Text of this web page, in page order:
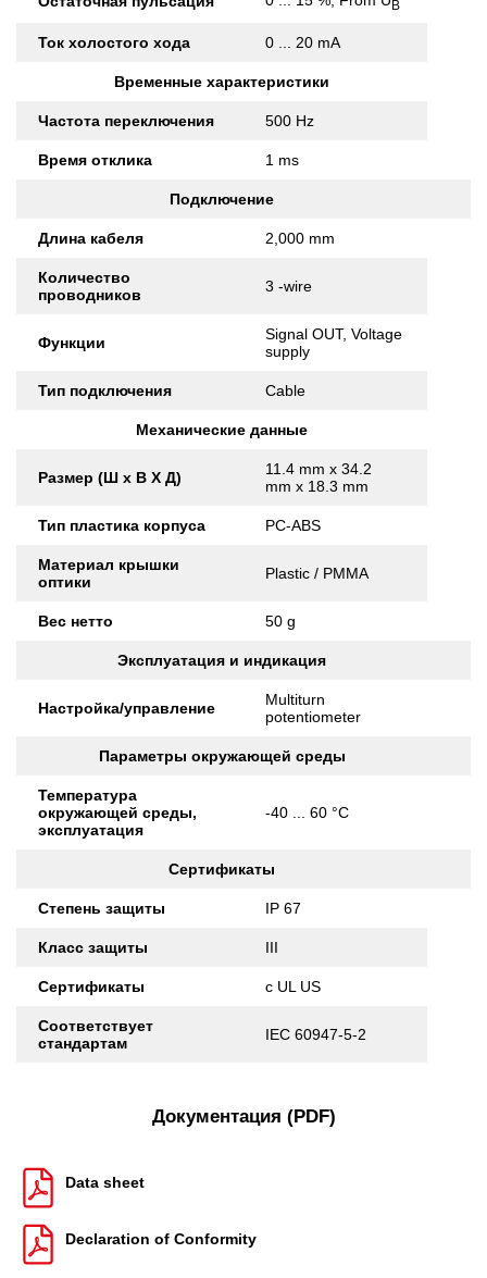
B
Ток холостого хода 0 ... 20 mA
Временные характеристики
Частота переключения 500 Hz
Время отклика 1 ms
Подключение
Длина кабеля 2,000 mm
Количество
проводников
3 -wire
Функции
Signal OUT, Voltage
supply
Тип подключения Cable
Механические данные
Размер (Ш x В X Д)
11.4 mm x 34.2
mm x 18.3 mm
Тип пластика корпуса PC-ABS
Материал крышки
оптики
Plastic / PMMA
Вес нетто 50 g
Эксплуатация и индикация
Настройка/управление
Multiturn
potentiometer
Параметры окружающей среды
Температура
окружающей среды,
эксплуатация
-40 ... 60 °C
Сертификаты
Степень защиты IP 67
Класс защиты III
Сертификаты c UL US
Соответствует
стандартам
IEC 60947-5-2
Документация (PDF)
Data sheet
Declaration of Conformity